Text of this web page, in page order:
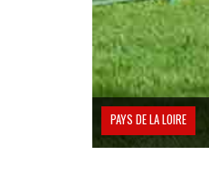
PAYS DE LA LOIRE